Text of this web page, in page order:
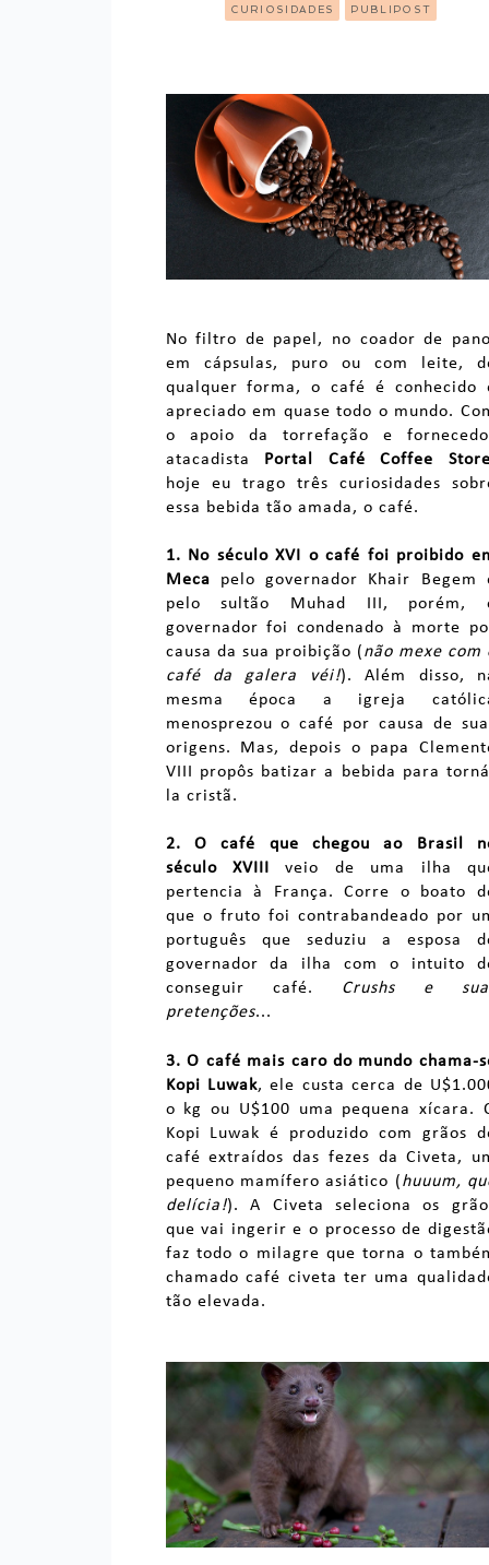
CURIOSIDADES PUBLIPOST
No filtro de papel, no coador de
em cápsulas, puro ou com leite,
qualquer forma, o café é conhecido
apreciado em quase todo o mundo.
o apoio da torrefação e
atacadista Portal Café Coffee
hoje eu trago três curiosidades
essa bebida tão amada, o café.
1. No século XVI
o café foi proibido
Meca pelo governador Khair Begem
pelo sultão Muhad III, porém,
governador foi condenado à morte
causa da sua proibição (não mexe com
café da galera véi!). Além disso,
mesma época a igreja
menosprezou o café por causa de
origens. Mas, depois o papa
VIII propôs batizar a bebida para
la cristã.
2.
O café que chegou ao Brasil
século XVIII
veio de uma ilha
pertencia à França. Corre o boato
que o fruto foi contrabandeado por
português que seduziu a esposa
governador da ilha com o intuito
conseguir café. Crushs e
pretenções...
3. O café mais caro do mundo chama-
Kopi Luwak, ele custa cerca de
o kg ou U$100 uma pequena xícara.
Kopi Luwak é produzido com grãos
café extraídos das fezes da Civeta,
pequeno mamífero asiático (huuum,
delícia!). A Civeta seleciona os
que vai ingerir e o processo de
faz todo o milagre que torna o
chamado café civeta ter uma
tão elevada.